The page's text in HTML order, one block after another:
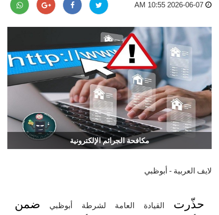
2026-06-07 10:55 AM
مكافحة الجرائم الإلكترونية
لايف العربية - أبوظبي
حذّرت القيادة العامة لشرطة أبوظبي ضمن